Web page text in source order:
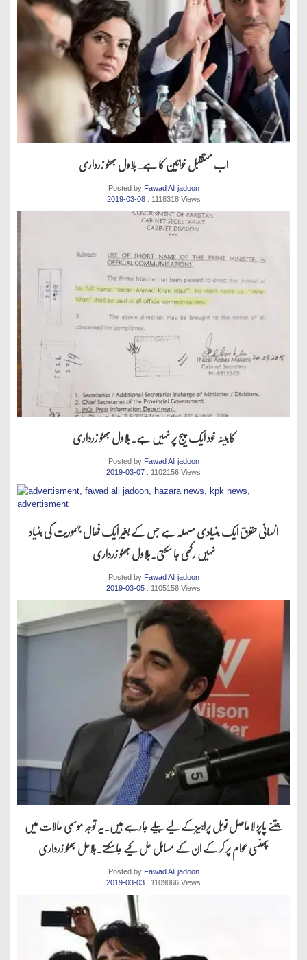
اب مستقبل خواتین کا ہے.بلاول بھٹو زرداری
Posted by Fawad Ali jadoon
2019-03-08
. 1118318 Views
کابینہ خود ایک پیج پر نہیں ہے.بلاول بھٹو زرداری
Posted by Fawad Ali jadoon
2019-03-07
. 1102156 Views
انسانی حقوق ایک بنیادی مسہلہ ہے جس کے بغیر ایک فھال جہموریت کی بنیاد
نہیں رکھی جا سکتی.بلاول بھٹو زرداری
Posted by Fawad Ali jadoon
2019-03-05
. 1105158 Views
جتنے پاپڑ لاحاصل نوبل پراہیزکے لیے بیلے جارہے ہیں.یہ توجہ موسمی حالات میں
پھنسی عوام پر کر کے ان کے مساہل حل کیے جاسکتے.بلاعل بھٹو زرداری
Posted by Fawad Ali jadoon
2019-03-03
. 1109066 Views